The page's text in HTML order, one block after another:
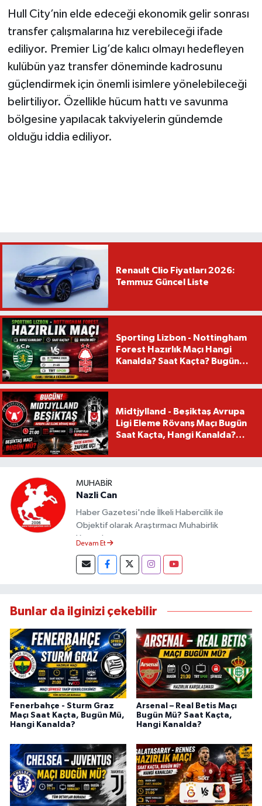
Hull City’nin elde edeceği ekonomik gelir sonrası
transfer çalışmalarına hız verebileceği ifade
ediliyor. Premier Lig’de kalıcı olmayı hedefleyen
kulübün yaz transfer döneminde kadrosunu
güçlendirmek için önemli isimlere yönelebileceği
belirtiliyor. Özellikle hücum hattı ve savunma
bölgesine yapılacak takviyelerin gündemde
olduğu iddia ediliyor.
Renault Clio Fiyatları 2026:
Temmuz Güncel Liste
Sporting Lizbon - Nottingham
Forest Hazırlık Maçı Hangi
Kanalda? Saat Kaçta? Bugün
Midtjylland - Beşiktaş Avrupa
Ligi Eleme Rövanş Maçı Bugün
Saat Kaçta, Hangi Kanalda?
MUHABIR
Nazli Can
Haber Gazetesi'nde İlkeli Habercilik ile
Objektif olarak Araştırmacı Muhabirlik
Yapmaktayım.
Devam Et
Bunlar da ilginizi çekebilir
Fenerbahçe - Sturm Graz
Maçı Saat Kaçta, Bugün Mü,
Hangi Kanalda?
Arsenal – Real Betis Maçı
Bugün Mü? Saat Kaçta,
Hangi Kanalda?